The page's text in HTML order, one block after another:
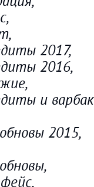
2017,
2016,
и
2015,